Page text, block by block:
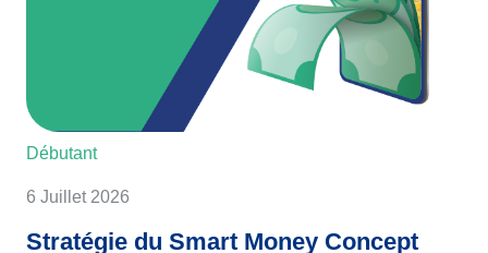
Débutant
6 Juillet 2026
Stratégie du Smart Money Concept